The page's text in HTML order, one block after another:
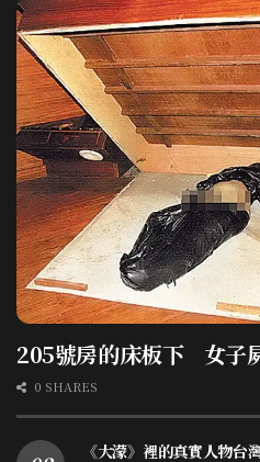
205號房的床板下 女子
0 SHARES
《大濛》裡的真實人物台